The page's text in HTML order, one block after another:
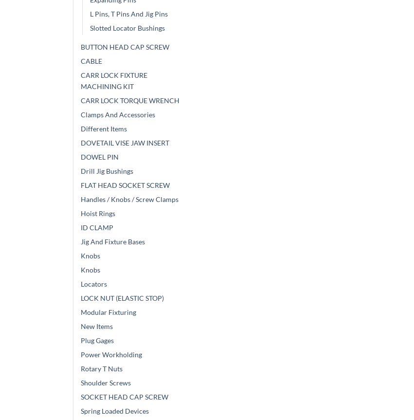
L Pins, T Pins And Jig Pins
Slotted Locator Bushings
BUTTON HEAD CAP SCREW
CABLE
CARR LOCK FIXTURE
MACHINING KIT
CARR LOCK TORQUE WRENCH
Clamps And Accessories
Different Items
DOVETAIL VISE JAW INSERT
DOWEL PIN
Drill Jig Bushings
FLAT HEAD SOCKET SCREW
Handles / Knobs / Screw Clamps
Hoist Rings
ID CLAMP
Jig And Fixture Bases
Knobs
Knobs
Locators
LOCK NUT (ELASTIC STOP)
Modular Fixturing
New Items
Plug Gages
Power Workholding
Rotary T Nuts
Shoulder Screws
SOCKET HEAD CAP SCREW
Spring Loaded Devices